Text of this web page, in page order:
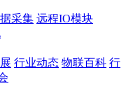
采集 远程IO模块
行业动态 物联百科 行